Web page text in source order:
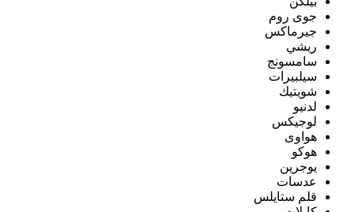
جوى روم
جيرماكس
ريشي
سامسونج
سيلبيرات
شويتيك
لدنيو
لوجيكس
هواوى
هوكو
يوجرين
عدسات
قلم ستايلس